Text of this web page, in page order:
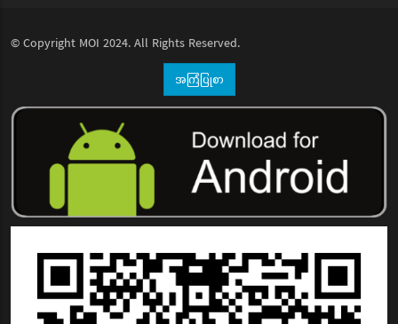
© Copyright MOI 2024. All Rights Reserved.
အကြံပြုစာ